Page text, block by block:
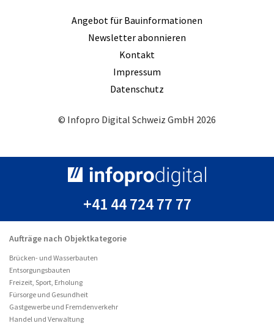
Angebot für Bauinformationen
Newsletter abonnieren
Kontakt
Impressum
Datenschutz
© Infopro Digital Schweiz GmbH 2026
+41 44 724 77 77
Aufträge nach Objektkategorie
Brücken- und Wasserbauten
Entsorgungsbauten
Freizeit, Sport, Erholung
Fürsorge und Gesundheit
Gastgewerbe und Fremdenverkehr
Handel und Verwaltung